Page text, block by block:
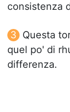
consistenza
Questa
quel po' di
differenza.